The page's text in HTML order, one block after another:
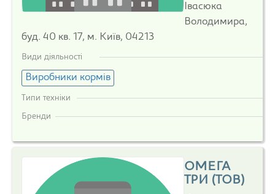
Івасюка
Володимира,
буд. 40 кв. 17, м. Київ, 04213
Види діяльності
Виробники кормів
Типи техніки
Бренди
ОМЕГА
ТРИ (ТОВ)